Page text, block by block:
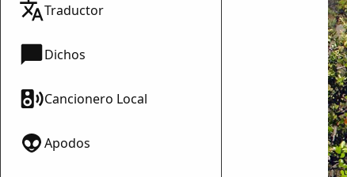
Traductor
Dichos
Cancionero Local
Apodos